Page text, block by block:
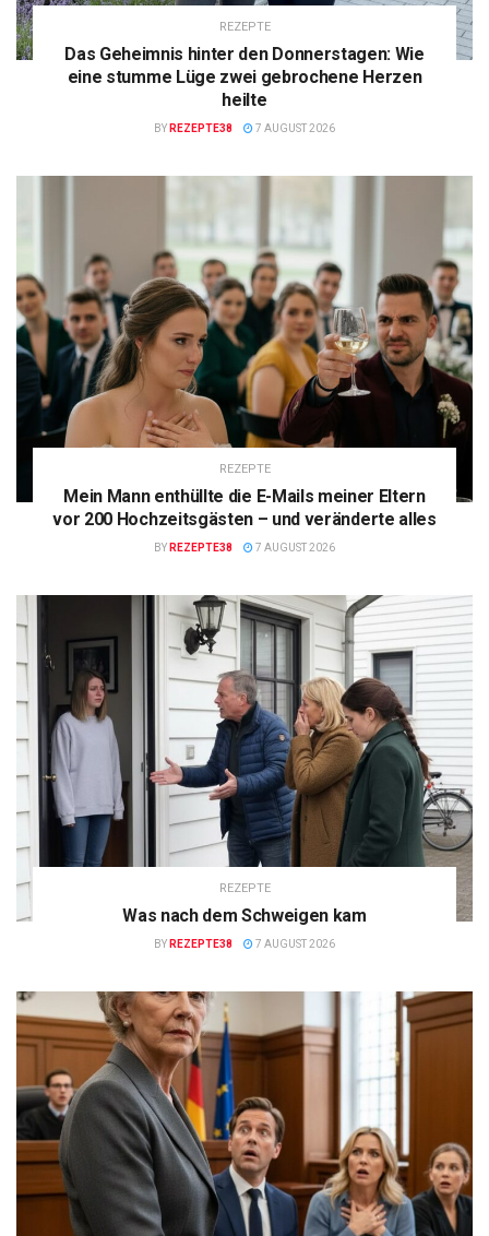
REZEPTE
Das Geheimnis hinter den Donnerstagen: Wie
eine stumme Lüge zwei gebrochene Herzen
heilte
BY REZEPTE38 7 AUGUST 2026
REZEPTE
Mein Mann enthüllte die E-Mails meiner Eltern
vor 200 Hochzeitsgästen – und veränderte alles
BY REZEPTE38 7 AUGUST 2026
REZEPTE
Was nach dem Schweigen kam
BY REZEPTE38 7 AUGUST 2026